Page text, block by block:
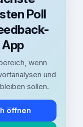
Poll
wenn
und
sollen.
öffnen